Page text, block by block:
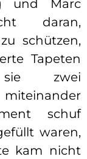
und Marc
daran,
schützen,
Tapeten
sie zwei
schuf
waren,
kam nicht